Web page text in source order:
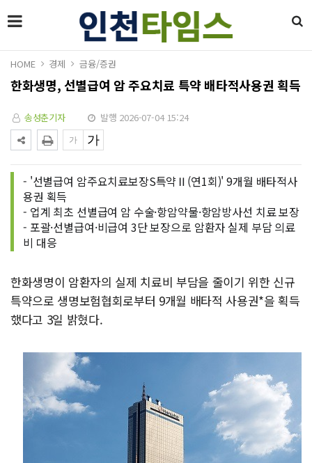
HOME 경제 금융/증권
한화생명, 선별급여 암 주요치료 특약 배타적사용권 획득
송성춘기자 발행 2026-07-04 15:24
- '선별급여 암주요치료보장S특약Ⅱ(연1회)' 9개월 배타적사
용권 획득
- 업계 최초 선별급여 암 수술·항암약물·항암방사선 치료 보장
- 포괄·선별급여·비급여 3단 보장으로 암환자 실제 부담 의료
비 대응
한화생명이 암환자의 실제 치료비 부담을 줄이기 위한 신규
특약으로 생명보험협회로부터 9개월 배타적 사용권*을 획득
했다고 3일 밝혔다.